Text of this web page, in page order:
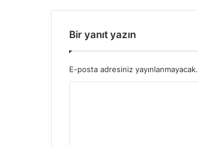
Bir yanıt yazın
E-posta adresiniz yayınlanmayacak.